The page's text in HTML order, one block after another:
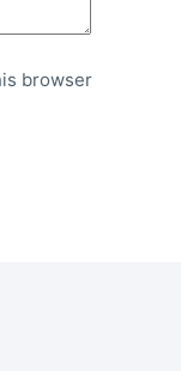
browser